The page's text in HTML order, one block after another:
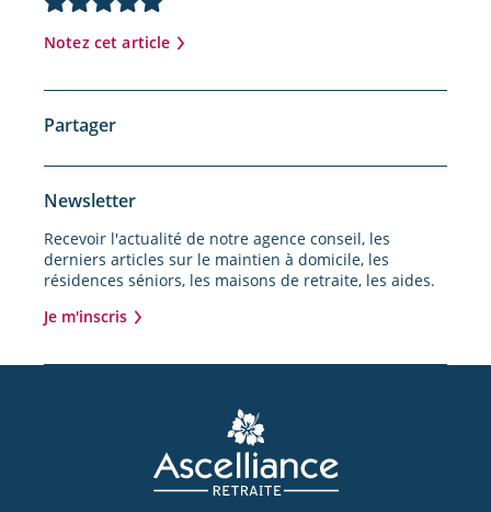
Notez cet article
Newsletter
Recevoir l'actualité de notre agence conseil, les
derniers articles sur le maintien à domicile, les
résidences séniors, les maisons de retraite, les aides.
Je m'inscris
Partager